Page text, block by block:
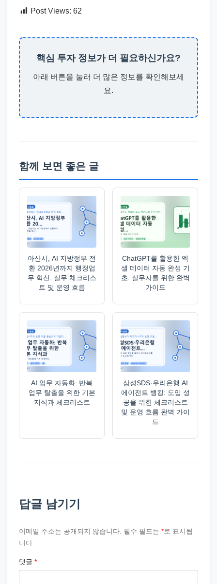
Post Views: 62
핵심 투자 정보가 더 필요하신가요?
아래 버튼을 눌러 더 많은 정보를 확인해보세
요.
함께 보면 좋은 글
아산시, AI 지방정부 전
환 2026년까지 행정업
무 혁신: 실무 체크리스
트 및 운영 흐름
ChatGPT를 활용한 엑
셀 데이터 자동 완성 기
초: 실무자를 위한 완벽
가이드
AI 업무 자동화: 반복
업무 탈출을 위한 기본
지식과 체크리스트
삼성SDS·우리은행 AI
에이전트 뱅킹: 도입 성
공을 위한 체크리스트
및 운영 흐름 완벽 가이
드
답글 남기기
이메일 주소는 공개되지 않습니다. 필수 필드는 *로 표시됩
니다
댓글 *